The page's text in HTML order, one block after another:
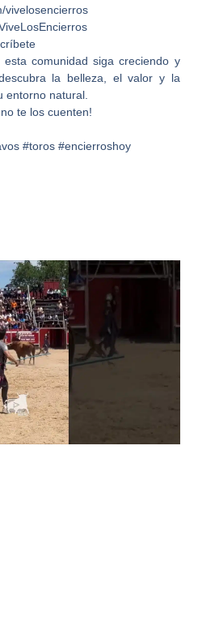
vivelosencierros
comunidad siga creciendo y
la belleza, el valor y la
entorno natural.
te los cuenten!
#toros #encierroshoy